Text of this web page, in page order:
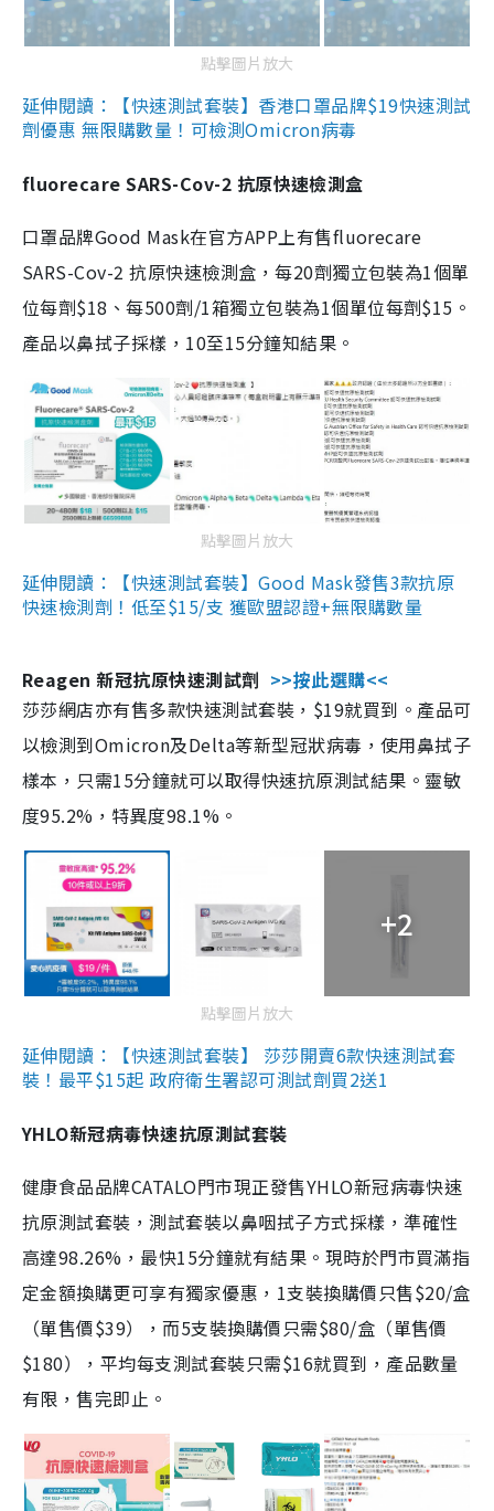
點擊圖片放大
延伸閱讀：【快速測試套裝】香港口罩品牌$19快速測試
劑優惠 無限購數量！可檢測Omicron病毒
fluorecare SARS-Cov-2 抗原快速檢測盒
口罩品牌Good Mask在官方APP上有售fluorecare
SARS-Cov-2 抗原快速檢測盒，每20劑獨立包裝為1個單
位每劑$18、每500劑/1箱獨立包裝為1個單位每劑$15。
產品以鼻拭子採樣，10至15分鐘知結果。
點擊圖片放大
延伸閱讀：【快速測試套裝】Good Mask發售3款抗原
快速檢測劑！低至$15/支 獲歐盟認證+無限購數量
Reagen 新冠抗原快速測試劑 >>按此選購<<
莎莎網店亦有售多款快速測試套裝，$19就買到。產品可
以檢測到Omicron及Delta等新型冠狀病毒，使用鼻拭子
樣本，只需15分鐘就可以取得快速抗原測試結果。靈敏
度95.2%，特異度98.1%。
+2
點擊圖片放大
延伸閱讀：【快速測試套裝】 莎莎開賣6款快速測試套
裝！最平$15起 政府衛生署認可測試劑買2送1
YHLO新冠病毒快速抗原測試套裝
健康食品品牌CATALO門市現正發售YHLO新冠病毒快速
抗原測試套裝，測試套裝以鼻咽拭子方式採樣，準確性
高達98.26%，最快15分鐘就有結果。現時於門市買滿指
定金額換購更可享有獨家優惠，1支裝換購價只售$20/盒
（單售價$39），而5支裝換購價只需$80/盒（單售價
$180），平均每支測試套裝只需$16就買到，產品數量
有限，售完即止。